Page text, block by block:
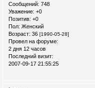
Сообщений: 748
Уважение: +0
Позитив: +0
Пол: Женский
Возраст: 36 [1990-05-28]
Провел на форуме:
2 дня 12 часов
Последний визит:
2007-09-17 21:55:25